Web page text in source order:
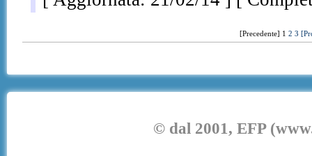
[Precedente] 1 2 3
© dal 2001, EFP